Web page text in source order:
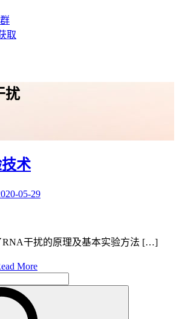
取
扰
术
05-29
RNA干扰的原理及基本实验方法 […]
More